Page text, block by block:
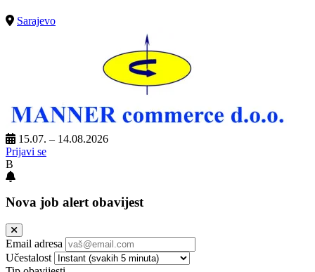
Sarajevo
15.07. – 14.08.2026
Prijavi se
B
Nova job alert obavijest
Email adresa
Učestalost